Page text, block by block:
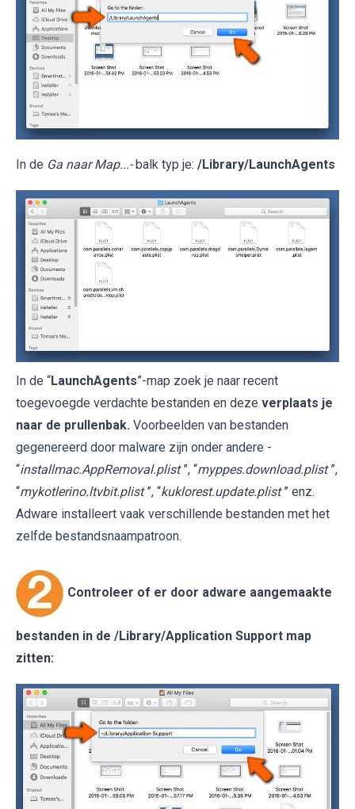
In de Ga naar Map...- balk typ je: /Library/LaunchAgents
In de “LaunchAgents”-map zoek je naar recent
toegevoegde verdachte bestanden en deze verplaats je
naar de prullenbak. Voorbeelden van bestanden
gegenereerd door malware zijn onder andere -
“installmac.AppRemoval.plist ”, “myppes.download.plist ”,
“mykotlerino.ltvbit.plist ”, “kuklorest.update.plist ” enz.
Adware installeert vaak verschillende bestanden met het
zelfde bestandsnaampatroon.
Controleer of er door adware aangemaakte
bestanden in de /Library/Application Support map
zitten: